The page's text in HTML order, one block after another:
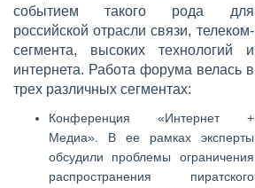
событием такого рода для
российской отрасли связи, телеком-
сегмента, высоких технологий и
интернета. Работа форума велась в
трех различных сегментах:
Конференция «Интернет +
Медиа». В ее рамках эксперты
обсудили проблемы ограничения
распространения пиратского